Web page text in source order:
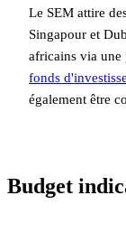
Le SEM attire
Singapour et
africains via une
fonds
également être
Budget